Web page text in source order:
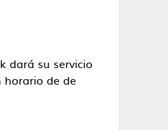
dará su servicio
horario de de